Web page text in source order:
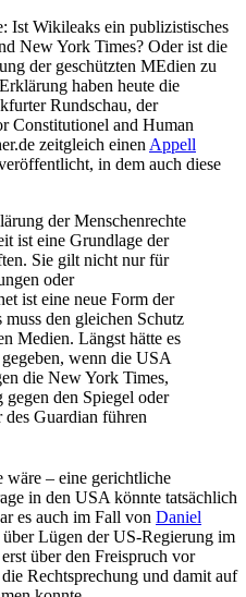
Ist Wikileaks ein publizistisches
New York Times? Oder ist die
der geschützten MEdien zu
haben heute die
Rundschau, der
Constitutionel and Human
zeitgleich einen Appell
in dem auch diese
der Menschenrechte
ist eine Grundlage der
Sie gilt nicht nur für
oder
ist eine neue Form der
den gleichen Schutz
Medien. Längst hätte es
wenn die USA
die New York Times,
den Spiegel oder
Guardian führen
wäre – eine gerichtliche
in den USA könnte tatsächlich
es auch im Fall von Daniel
über Lügen der US-Regierung im
über den Freispruch vor
Rechtsprechung und damit auf